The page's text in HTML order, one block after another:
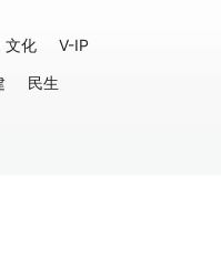
文化
V-IP
民生